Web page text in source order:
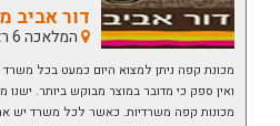
דור אביב
המלאכה 6 ראש העין
מכונת קפה ניתן למצוא היום כמעט בכל משרד
ואין ספק כי מדובר במוצר מבוקש ביותר.
מכונות קפה משרדיות. כאשר לכל משרד יש